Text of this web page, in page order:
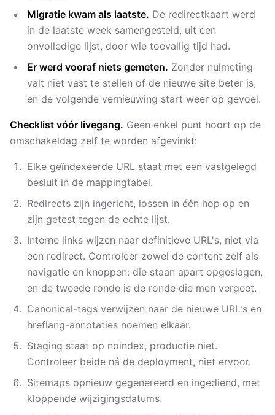
Migratie kwam als laatste. De redirectkaart werd
in de laatste week samengesteld, uit een
onvolledige lijst, door wie toevallig tijd had.
Er werd vooraf niets gemeten. Zonder nulmeting
valt niet vast te stellen of de nieuwe site beter is,
en de volgende vernieuwing start weer op gevoel.
Checklist vóór livegang. Geen enkel punt hoort op de
omschakeldag zelf te worden afgevinkt:
Elke geïndexeerde URL staat met een vastgelegd
besluit in de mappingtabel.
Redirects zijn ingericht, lossen in één hop op en
zijn getest tegen de echte lijst.
Interne links wijzen naar definitieve URL's, niet via
een redirect. Controleer zowel de content zelf als
navigatie en knoppen: die staan apart opgeslagen,
en de tweede ronde is de ronde die men vergeet.
Canonical-tags verwijzen naar de nieuwe URL's en
hreflang-annotaties noemen elkaar.
Staging staat op noindex, productie niet.
Controleer beide ná de deployment, niet ervoor.
Sitemaps opnieuw gegenereerd en ingediend, met
kloppende wijzigingsdatums.